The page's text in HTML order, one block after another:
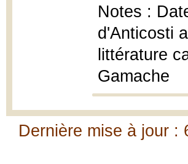
Notes :
d'Anticosti
littérature
Gamache
Dernière mise à jour :